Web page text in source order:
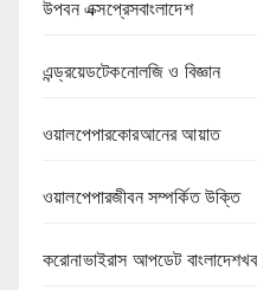
উপবন এক্সপ্রেসবাংলাদেশ
এন্ড্রয়েডটেকনোলজি ও বিজ্ঞান
ওয়ালপেপারকোরআনের আয়াত
ওয়ালপেপারজীবন সম্পর্কিত উক্তি
করোনাভাইরাস আপডেট